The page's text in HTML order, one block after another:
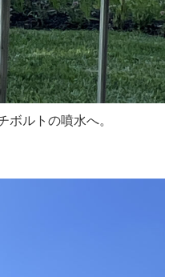
ルトの噴水へ。